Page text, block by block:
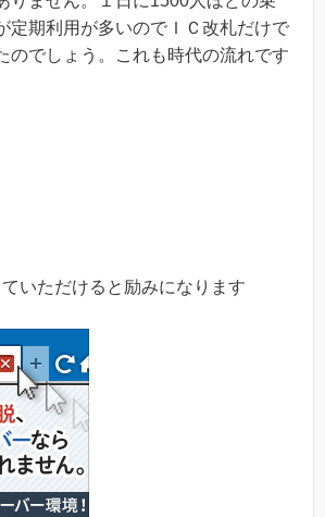
定期利用が多いのでＩＣ改札だけで
のでしょう。これも時代の流れです
いただけると励みになります